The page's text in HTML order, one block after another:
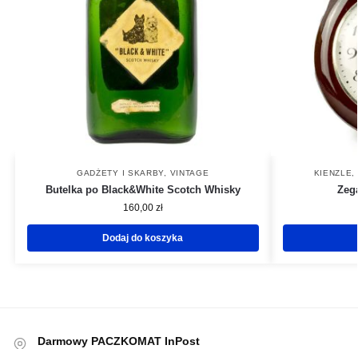
GADŻETY I SKARBY VINTAGE
Butelka po Black&White Scotch Whisky
160,00 zł
Dodaj do koszyka
KIENZLE
Darmowy PACZKOMAT InPost